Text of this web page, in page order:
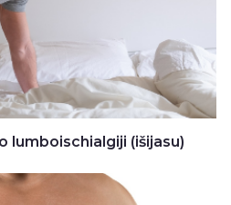
lumboischialgiji (išijasu)